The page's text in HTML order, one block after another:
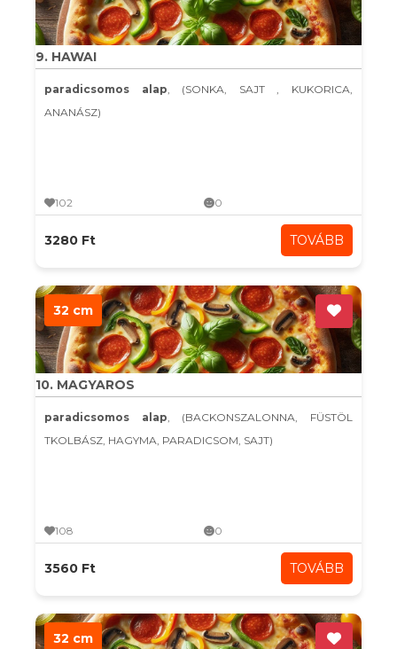
9. HAWAI
paradicsomos alap, (SONKA, SAJT , KUKORICA,
ANANÁSZ)
102 0
3280 Ft TOVÁBB
32 cm
10. MAGYAROS
paradicsomos alap, (BACKONSZALONNA, FÜSTÖL
TKOLBÁSZ, HAGYMA, PARADICSOM, SAJT)
108 0
3560 Ft TOVÁBB
32 cm